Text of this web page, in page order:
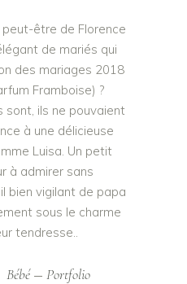
être de Florence
de mariés qui
des mariages 2018
Framboise) ?
sont, ils ne pouvaient
à une délicieuse
Luisa. Un petit
à admirer sans
bien vigilant de papa
sous le charme
tendresse..
Bébé Portfolio